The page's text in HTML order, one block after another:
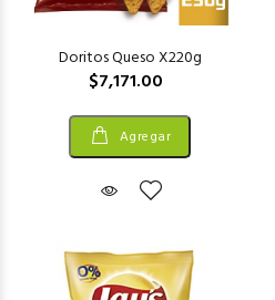
Doritos Queso X220g
$7,171.00
Agregar